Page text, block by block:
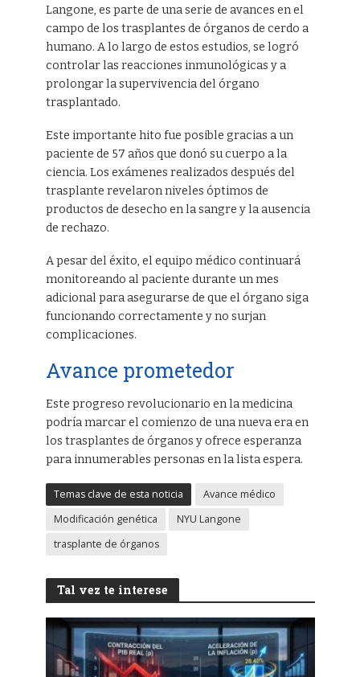
Langone, es parte de una serie de avances en el
campo de los trasplantes de órganos de cerdo a
humano. A lo largo de estos estudios, se logró
controlar las reacciones inmunológicas y a
prolongar la supervivencia del órgano
trasplantado.
Este importante hito fue posible gracias a un
paciente de 57 años que donó su cuerpo a la
ciencia. Los exámenes realizados después del
trasplante revelaron niveles óptimos de
productos de desecho en la sangre y la ausencia
de rechazo.
A pesar del éxito, el equipo médico continuará
monitoreando al paciente durante un mes
adicional para asegurarse de que el órgano siga
funcionando correctamente y no surjan
complicaciones.
Avance prometedor
Este progreso revolucionario en la medicina
podría marcar el comienzo de una nueva era en
los trasplantes de órganos y ofrece esperanza
para innumerables personas en la lista espera.
Temas clave de esta noticia
Avance médico
Modificación genética
NYU Langone
trasplante de órganos
Tal vez te interese